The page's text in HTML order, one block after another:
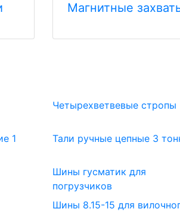
Магнитные
Четырехветвевые стропы
1
Тали ручные цепные 3
Шины гусматик для
погрузчиков
Шины 8.15-15 для